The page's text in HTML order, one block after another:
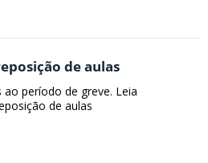
de aulas
período de greve. Leia
de aulas